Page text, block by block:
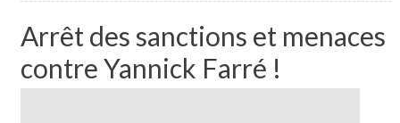
Arrêt des sanctions et menaces
contre Yannick Farré !